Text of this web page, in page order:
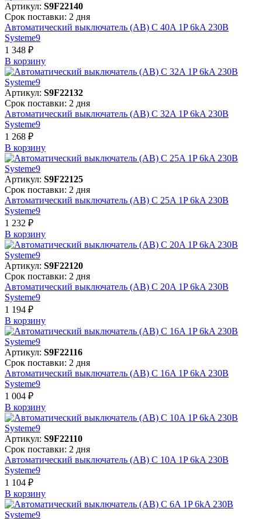
Артикул: S9F22140
Срок поставки: 2 дня
Автоматический выключатель (АВ) C 40A 1P 6kA 230В
Systeme9
1 348 ₽
В корзинy
Артикул: S9F22132
Срок поставки: 2 дня
Автоматический выключатель (АВ) C 32A 1P 6kA 230В
Systeme9
1 268 ₽
В корзинy
Артикул: S9F22125
Срок поставки: 2 дня
Автоматический выключатель (АВ) C 25A 1P 6kA 230В
Systeme9
1 232 ₽
В корзинy
Артикул: S9F22120
Срок поставки: 2 дня
Автоматический выключатель (АВ) C 20A 1P 6kA 230В
Systeme9
1 194 ₽
В корзинy
Артикул: S9F22116
Срок поставки: 2 дня
Автоматический выключатель (АВ) C 16A 1P 6kA 230В
Systeme9
1 004 ₽
В корзинy
Артикул: S9F22110
Срок поставки: 2 дня
Автоматический выключатель (АВ) C 10A 1P 6kA 230В
Systeme9
1 104 ₽
В корзинy